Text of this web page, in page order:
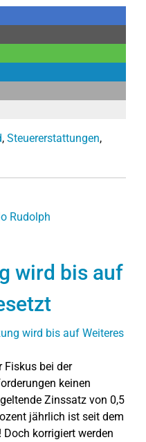
, Steuererstattungen,
Rudolph
wird bis auf
Fiskus bei der
keinen
Zinssatz von 0,5
jährlich ist seit dem
korrigiert werden